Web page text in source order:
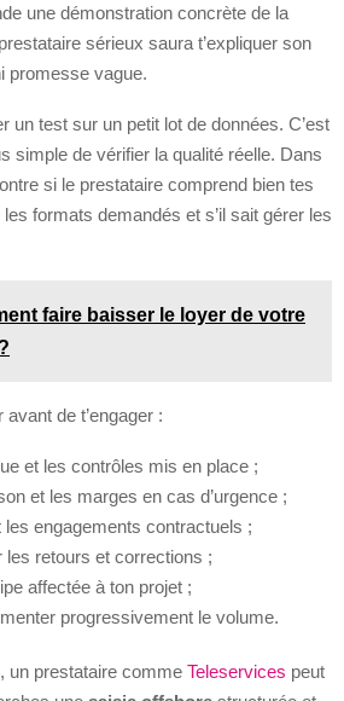
une démonstration concrète de la
sérieux saura t’expliquer son
promesse vague.
un test sur un petit lot de données. C’est
simple de vérifier la qualité réelle. Dans
si le prestataire comprend bien tes
formats demandés et s’il sait gérer les
faire baisser le loyer de votre
de t’engager :
et les contrôles mis en place ;
et les marges en cas d’urgence ;
les engagements contractuels ;
les retours et corrections ;
affectée à ton projet ;
progressivement le volume.
un prestataire comme Teleservices peut